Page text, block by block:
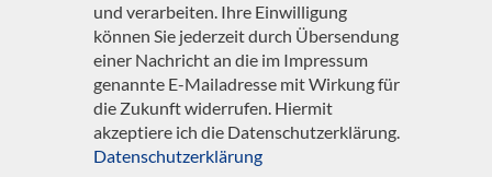
und verarbeiten. Ihre Einwilligung
können Sie jederzeit durch Übersendung
einer Nachricht an die im Impressum
genannte E-Mailadresse mit Wirkung für
die Zukunft widerrufen. Hiermit
akzeptiere ich die Datenschutzerklärung.
Datenschutzerklärung